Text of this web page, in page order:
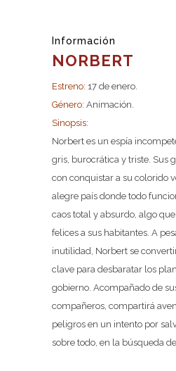
Información
NORBERT
Estreno: 17 de enero.
Género: Animación.
Sinopsis:
Norbert es un espía
gris, burocrática y triste. Sus
con conquistar a su colorido
alegre país donde todo
caos total y absurdo, algo
felices a sus habitantes. A
inutilidad, Norbert se
clave para desbaratar los
gobierno. Acompañado de
compañeros, compartirá
peligros en un intento por
sobre todo, en la búsqueda